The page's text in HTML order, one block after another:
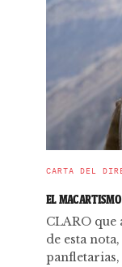
CARTA DEL
EL
CLARO
de esta